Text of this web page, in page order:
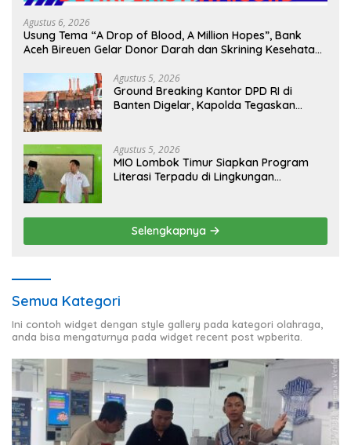
Agustus 6, 2026
Usung Tema “A Drop of Blood, A Million Hopes”, Bank
Aceh Bireuen Gelar Donor Darah dan Skrining Kesehatan
Agustus 5, 2026
Ground Breaking Kantor DPD RI di
Banten Digelar, Kapolda Tegaskan
Agustus 5, 2026
MIO Lombok Timur Siapkan Program
Literasi Terpadu di Lingkungan
Selengkapnya
Semua Kategori
Ini contoh widget dengan style gallery pada kategori olahraga,
anda bisa mengaturnya pada widget recent post wpberita.